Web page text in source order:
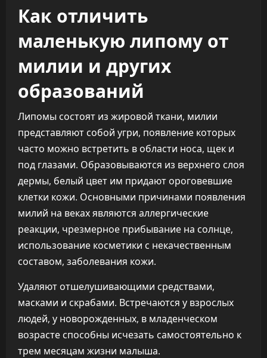
Как отличить
маленькую липому от
милии и других
образований
Липомы состоят из жировой ткани, милии
представляют собой угри, появление которых
часто можно встретить в области носа, щек и
под глазами. Образовываются из верхнего слоя
дермы, белый цвет им придают ороговевшие
клетки кожи. Основными причинами появления
милий на веках являются аллергические
реакции, чрезмерное прибывание на солнце,
использование косметики с некачественным
составом, заболевания кожи.
Удаляют отшелушивающими средствами,
масками и скрабами. Встречаются у взрослых
людей, у новорожденных, в младенческом
возрасте способны исчезать самостоятельно к
трем месяцам жизни малыша.